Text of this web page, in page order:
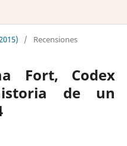
/ Recensiones
Fort, Codex
de un